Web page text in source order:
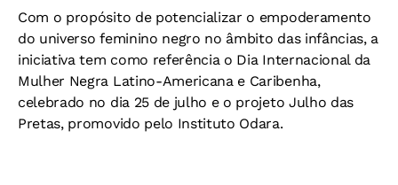
Com o propósito de potencializar o empoderamento
do universo feminino negro no âmbito das infâncias, a
iniciativa tem como referência o Dia Internacional da
Mulher Negra Latino-Americana e Caribenha,
celebrado no dia 25 de julho e o projeto Julho das
Pretas, promovido pelo Instituto Odara.